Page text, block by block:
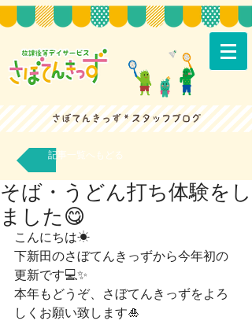
記事一覧へもどる
そば・うどん打ち体験をし
ました😋
こんにちは☀
下新田のさぼてんきっずから今年初の
更新です💻✨
本年もどうぞ、さぼてんきっずをよろ
しくお願い致します🎍